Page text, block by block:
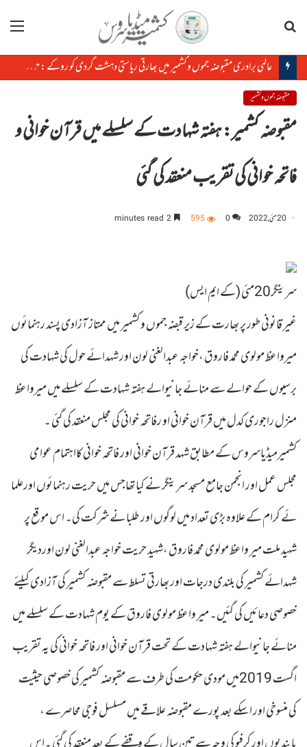
مینو
عالمی برادری مقبوضہ جموں وکشمیر میں بھارتی ریاستی دہشت گردی کو روکے : حریت کانفرنس
مقبوضہ جموں و کشمیر
مقبوضہ کشمیر: ہفتہ شہادت کے سلسلے میں قرآن خوانی و
فاتحہ خوانی کی تقریب منعقد کی گئی
20 مئی, 2022 0
595
سرینگر20مئی (کے ایم ایس)
غیر قانونی طور پر بھارت کے زیر قبضہ جموں و کشمیر میں ممتاز آزادی پسند رہنمائوں
میرواعظ مولوی محمد فاروق ،خواجہ عبدالغنی لون اور شہدائے حول کی شہادت کی
برسیوں کے حوالے سے منائے جانیوالے ہفتہ شہادت کے سلسلے میں میرواعظ
منزل راجوری کدل میں قرآن خوانی او رفاتحہ خوانی کی مجلس منعقد کی گئی ۔
کشمیرمیڈیاسروس کے مطابق شہد قرآن خوانی اور فاتحہ خوانی کااہتمام عوامی
مجلس عمل اور انجمن جامع مسجد سرینگر نے کیا تھاجس میں حریت رہنمائوں اورعلما
ئے کرام کے علاوہ بڑی تعداد میں لوگوں اور طلبا نے شرکت کی۔ اس موقع پر
شہید ملت میر واعظ مولوی محمد فاروق ،شہید حریت خواجہ عبدالغنی لون اوردیگر
شہدائے کشمیر کی بلندی درجات اور بھارتی تسلط سے مقبوضہ کشمیر کی آزادی کیلئے
خصوصی دعائیں کی گئیں۔ میر واعظ مولوی فاروق کے یوم شہادت کے سلسلے میں
منائے جانیوالے ہفتہ شہادت کے تحت قرآن خوانی اور فاتحہ خوانی کی یہ تقریب
اگست 2019میں مودی حکومت کی طرف سے مقبوضہ کشمیر کی خصوصی حیثیت
کی منسوخی اور اسکے بعد پورے مقبوضہ علاقے میں مسلسل فوجی محاصرے ،